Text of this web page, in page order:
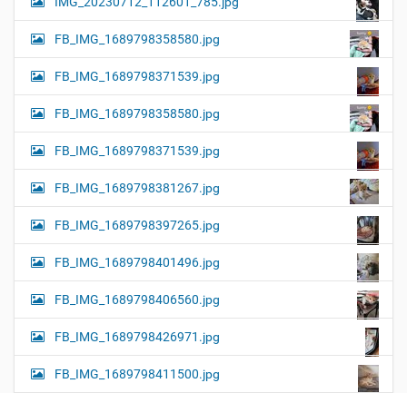
FB_IMG_1689798358580.jpg
FB_IMG_1689798371539.jpg
FB_IMG_1689798358580.jpg
FB_IMG_1689798371539.jpg
FB_IMG_1689798381267.jpg
FB_IMG_1689798397265.jpg
FB_IMG_1689798401496.jpg
FB_IMG_1689798406560.jpg
FB_IMG_1689798426971.jpg
FB_IMG_1689798411500.jpg